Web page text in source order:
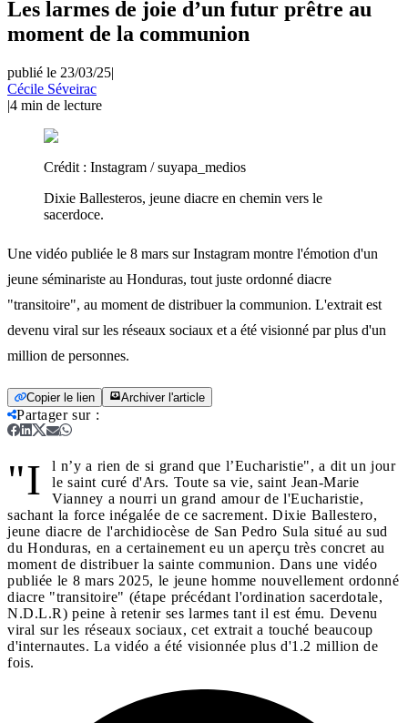
Les larmes de joie d’un futur prêtre au
moment de la communion
publié le 23/03/25|
Cécile Séveirac
|4 min de lecture
Crédit : Instagram / suyapa_medios
Dixie Ballesteros, jeune diacre en chemin vers le
sacerdoce.
Une vidéo publiée le 8 mars sur Instagram montre l'émotion d'un
jeune séminariste au Honduras, tout juste ordonné diacre
"transitoire", au moment de distribuer la communion. L'extrait est
devenu viral sur les réseaux sociaux et a été visionné par plus d'un
million de personnes.
Copier le lien Archiver l'article
Partager sur:
"I
l n’y a rien de si grand que l’Eucharistie", a dit un jour
le saint curé d'Ars. Toute sa vie, saint Jean-Marie
Vianney a nourri un grand amour de l'Eucharistie,
sachant la force inégalée de ce sacrement. Dixie Ballestero,
jeune diacre de l'archidiocèse de San Pedro Sula situé au sud
du Honduras, en a certainement eu un aperçu très concret au
moment de distribuer la sainte communion. Dans une vidéo
publiée le 8 mars 2025, le jeune homme nouvellement ordonné
diacre "transitoire" (étape précédant l'ordination sacerdotale,
N.D.L.R) peine à retenir ses larmes tant il est ému. Devenu
viral sur les réseaux sociaux, cet extrait a touché beaucoup
d'internautes. La vidéo a été visionnée plus d'1.2 million de
fois.